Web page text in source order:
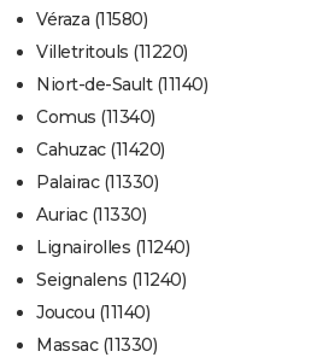
Véraza (11580)
Villetritouls (11220)
Niort-de-Sault (11140)
Comus (11340)
Cahuzac (11420)
Palairac (11330)
Auriac (11330)
Lignairolles (11240)
Seignalens (11240)
Joucou (11140)
Massac (11330)